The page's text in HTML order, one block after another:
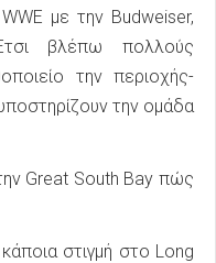
με την Budweiser,
βλέπω πολλούς
την περιοχής-
την ομάδα
Great South Bay πώς
στιγμή στο Long